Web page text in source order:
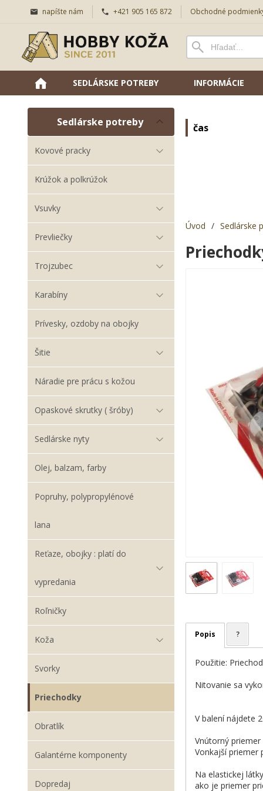
napíšte nám +421 905 165 872 Obchodné
SEDLÁRSKE POTREBY INFORMÁCIE
Sedlárske potreby
Kovové pracky
Krúžok a polkrúžok
Vsuvky
Prevliečky
Trojzubec
Karabíny
Prívesky, ozdoby na obojky
Šitie
Náradie pre prácu s kožou
Opaskové skrutky ( šróby)
Sedlárske nyty
Olej, balzam, farby
Popruhy, polypropylénové
lana
Reťaze, obojky : platí do
vypredania
Roľničky
Koža
Svorky
Priechodky
Obratlík
Galantérne komponenty
Dopredaj
čas
Úvod / Sedlárske
Popis ?
Použitie:
Nitovanie sa
V balení nájdete
Vnútorný
Vonkajší priemer
Na elastickej
ako je priemer